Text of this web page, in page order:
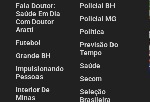
Fala Doutor:
Saúde Em Dia
Com Doutor
Aratti
Futebol
Grande BH
Impulsionando
Pessoas
Interior De
Minas
Policial BH
Policial MG
Politica
Previsão Do
Tempo
Saúde
Secom
Seleção
Brasileira